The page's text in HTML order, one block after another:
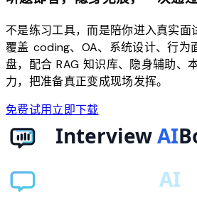
不是练习工具，而是陪你进入真实面
覆盖 coding、OA、系统设计、行为
盘，配合 RAG 知识库、隐身辅助、
力，把准备真正变成现场发挥。
免费试用立即下载